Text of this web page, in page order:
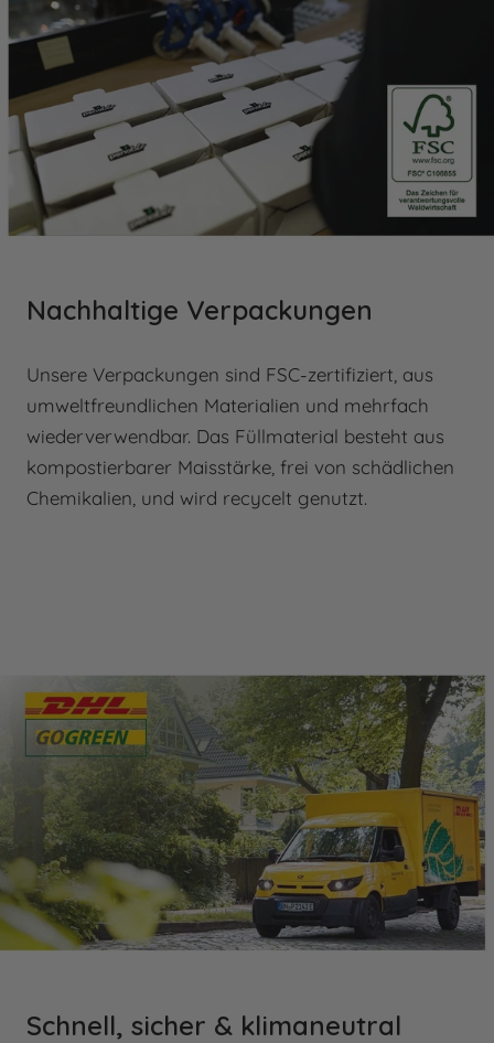
diese Regelung, um Missverständnisse bezüglich
Lieferterminen oder Fristen zu vermeiden.
Nachhaltige Verpackungen
Unsere Verpackungen sind FSC-zertifiziert, aus
umweltfreundlichen Materialien und mehrfach
wiederverwendbar. Das Füllmaterial besteht aus
kompostierbarer Maisstärke, frei von schädlichen
Chemikalien, und wird recycelt genutzt.
Schnell, sicher & klimaneutral